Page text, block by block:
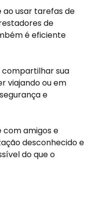
ao usar tarefas de
de
é eficiente
compartilhar sua
viajando ou em
e
com amigos e
desconhecido e
do que o